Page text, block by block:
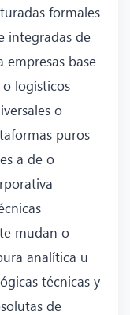
formales
integradas de
base
o logísticos
o
puros
a de o
mudan o
analítica u
técnicas y
de